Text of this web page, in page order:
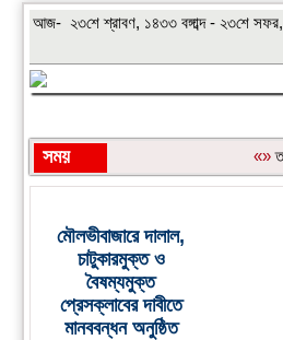
আজ- ২৩শে শ্রাবণ, ১৪৩৩ বঙ্গাব্দ - ২৩শে
সময়
শিরোনাম:
«»
মৌলভীবাজারে দালাল,
চাটুকারমুক্ত ও
বৈষম্যমুক্ত
প্রেসক্লাবের দাবীতে
মানববন্ধন অনুষ্ঠিত